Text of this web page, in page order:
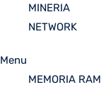
MINERIA
NETWORK
Menu
MEMORIA RAM